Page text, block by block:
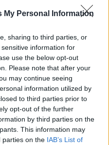
My Personal Information
sharing to third parties, or
information for
use the below opt-out
Please note that after your
may continue seeing
information utilized by
to third parties prior to
opt-out of the further
by third parties on the
This information may
parties on the IAB’s List of
- értesült a 24.hu. A
illetőségű
a salgótarjáni
akkumulátoraihoz
dolgozók gyártósor
végeztek, nagyrészt
Tavaly év végén jelentős
érkezett a gyárba...